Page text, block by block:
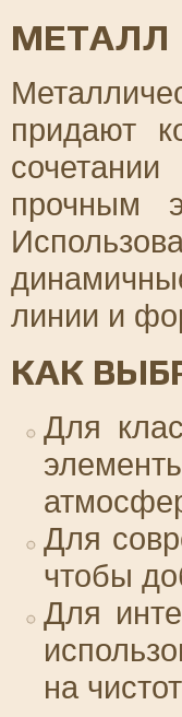
МЕТАЛЛ
придают
прочным
линии и
КАК
Для
Для
чтобы
Для
на